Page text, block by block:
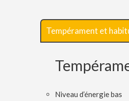
Tempérament et
Niveau d’énergie bas